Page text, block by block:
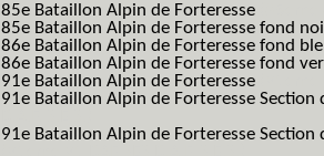
85e Bataillon Alpin de Forteresse
85e Bataillon Alpin de Forteresse fond
86e Bataillon Alpin de Forteresse fond
86e Bataillon Alpin de Forteresse fond
91e Bataillon Alpin de Forteresse
91e Bataillon Alpin de Forteresse
91e Bataillon Alpin de Forteresse